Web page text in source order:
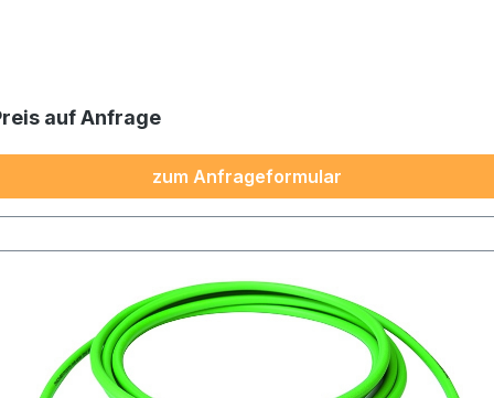
auf Anfrage
zum Anfrageformular